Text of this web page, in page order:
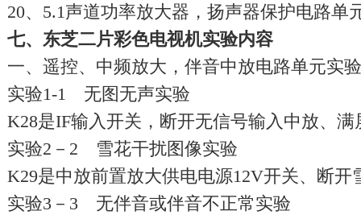
20、5.1声道功率放大器，扬声器保护电路单
七、东芝二片彩色电视机实验内容
一、遥控、中频放大，伴音中放电路单元实
实验1-1 无图无声实验
K28是IF输入开关，断开无信号输入中放、
实验2－2 雪花干扰图像实验
K29是中放前置放大供电电源12V开关、断
实验3－3 无伴音或伴音不正常实验